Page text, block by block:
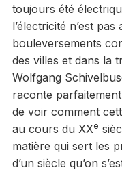
toujours été
l’électricité n’est
bouleversements
des villes et dans la
Wolfgang
raconte
de voir comment
au cours du XXe
matière qui sert les
d’un siècle qu’on